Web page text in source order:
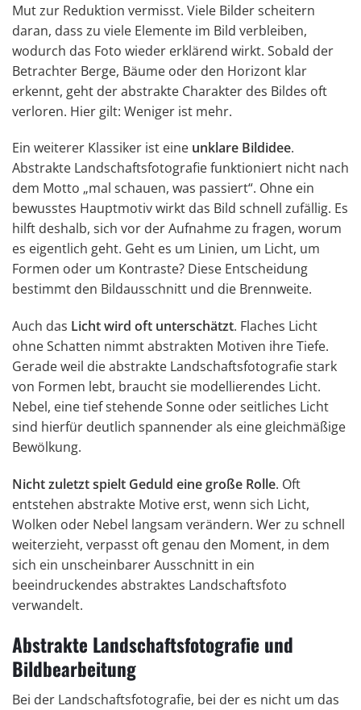
Mut zur Reduktion vermisst. Viele Bilder scheitern
daran, dass zu viele Elemente im Bild verbleiben,
wodurch das Foto wieder erklärend wirkt. Sobald der
Betrachter Berge, Bäume oder den Horizont klar
erkennt, geht der abstrakte Charakter des Bildes oft
verloren. Hier gilt: Weniger ist mehr.
Ein weiterer Klassiker ist eine unklare Bildidee.
Abstrakte Landschaftsfotografie funktioniert nicht nach
dem Motto „mal schauen, was passiert“. Ohne ein
bewusstes Hauptmotiv wirkt das Bild schnell zufällig. Es
hilft deshalb, sich vor der Aufnahme zu fragen, worum
es eigentlich geht. Geht es um Linien, um Licht, um
Formen oder um Kontraste? Diese Entscheidung
bestimmt den Bildausschnitt und die Brennweite.
Auch das Licht wird oft unterschätzt. Flaches Licht
ohne Schatten nimmt abstrakten Motiven ihre Tiefe.
Gerade weil die abstrakte Landschaftsfotografie stark
von Formen lebt, braucht sie modellierendes Licht.
Nebel, eine tief stehende Sonne oder seitliches Licht
sind hierfür deutlich spannender als eine gleichmäßige
Bewölkung.
Nicht zuletzt spielt Geduld eine große Rolle. Oft
entstehen abstrakte Motive erst, wenn sich Licht,
Wolken oder Nebel langsam verändern. Wer zu schnell
weiterzieht, verpasst oft genau den Moment, in dem
sich ein unscheinbarer Ausschnitt in ein
beeindruckendes abstraktes Landschaftsfoto
verwandelt.
Abstrakte Landschaftsfotografie und
Bildbearbeitung
Bei der Landschaftsfotografie, bei der es nicht um das